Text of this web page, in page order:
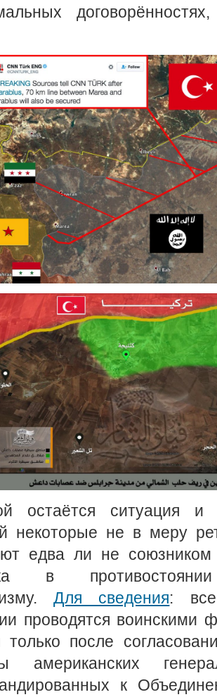
остаётся ситуация
некоторые не в меру
едва ли не
в
Для сведения:
проводятся воинскими
только после
американских
к